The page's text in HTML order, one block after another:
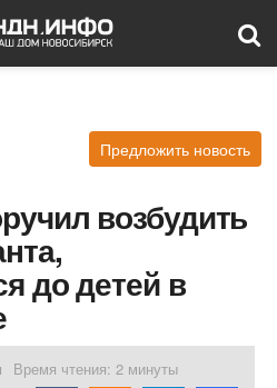
Предложить новость
возбудить
до детей в
Время чтения: 2 минуты